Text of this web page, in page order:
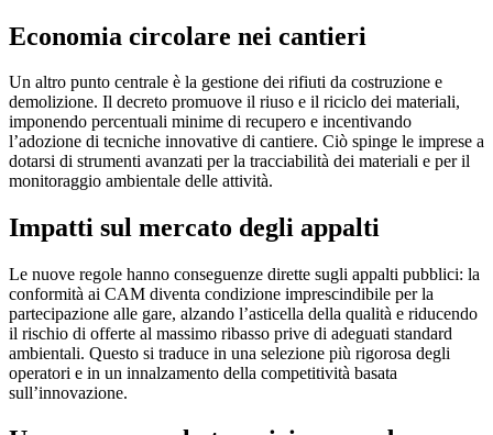
Economia circolare nei cantieri
Un altro punto centrale è la gestione dei rifiuti da costruzione e
demolizione. Il decreto promuove il riuso e il riciclo dei materiali,
imponendo percentuali minime di recupero e incentivando
l’adozione di tecniche innovative di cantiere. Ciò spinge le imprese a
dotarsi di strumenti avanzati per la tracciabilità dei materiali e per il
monitoraggio ambientale delle attività.
Impatti sul mercato degli appalti
Le nuove regole hanno conseguenze dirette sugli appalti pubblici: la
conformità ai CAM diventa condizione imprescindibile per la
partecipazione alle gare, alzando l’asticella della qualità e riducendo
il rischio di offerte al massimo ribasso prive di adeguati standard
ambientali. Questo si traduce in una selezione più rigorosa degli
operatori e in un innalzamento della competitività basata
sull’innovazione.